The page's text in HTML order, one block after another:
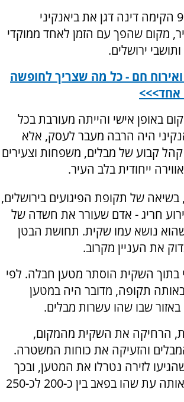
באמצע שנות ה-90 הקימה דינה דגן את ביאנקיני
מקום שהפך עם הזמן לאחד ממוקדי
ירושלים.
ואירוח חם - כל מה שצריך לחופשה
באופן אישי והייתה מעורבת בכל
היה הרבה מעבר לעסק, אלא
קבוע של מבלים, משפחות וצעירים
ייחודית בלב העיר.
בחודש מאי 2001, בשיאה של תקופת הפיגועים בירושלים,
חריג - אדם שעורר את חשדה של
נושא עמו שקית. תחושת הבטן
את העניין מקרוב.
השקית הוסתר מטען חבלה. לפי
באותה תקופה, מדובר היה במטען
שבו שהו עשרות מבלים.
הרחיקה את השקית מהמקום,
והזעיקה את כוחות המשטרה.
לזירה נטרלו את המטען, ובכך
נמנע אסון כבד. באותה עת שהו בפאב בין כ-200 לכ-250